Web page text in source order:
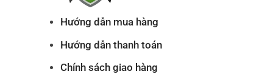
Hướng dẫn mua hàng
Hướng dẫn thanh toán
Chính sách giao hàng